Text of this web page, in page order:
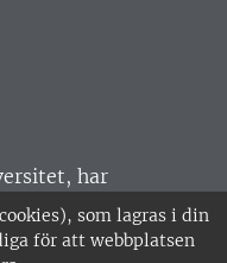
som lagras i din
för att webbplatsen
har
Huvudorter är
SLU är